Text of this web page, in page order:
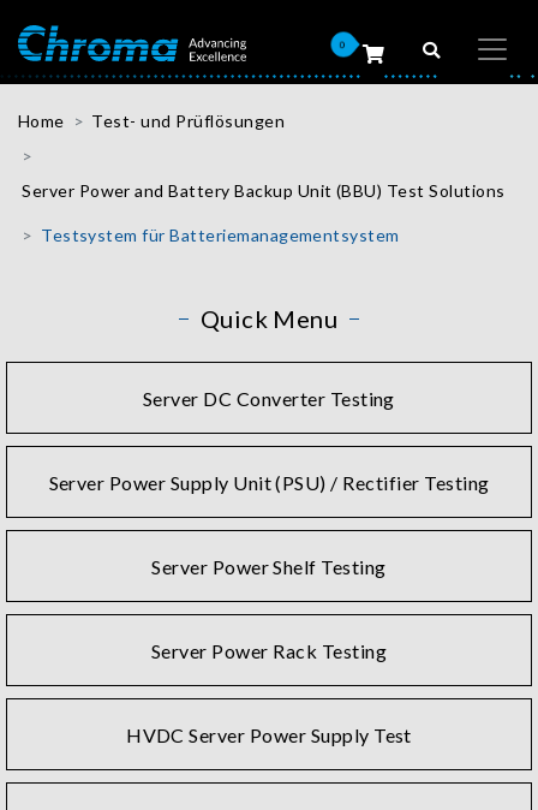
0
Home Test- und Prüflösungen
Server Power and Battery Backup Unit (BBU) Test Solutions
Testsystem für Batteriemanagementsystem
Quick Menu
Server DC Converter Testing
Server Power Supply Unit (PSU) / Rectifier Testing
Server Power Shelf Testing
Server Power Rack Testing
HVDC Server Power Supply Test